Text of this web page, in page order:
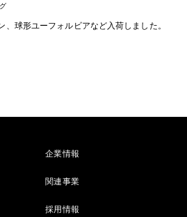
、球形ユーフォルビアなど入荷しました。
企業情報
関連事業
採用情報